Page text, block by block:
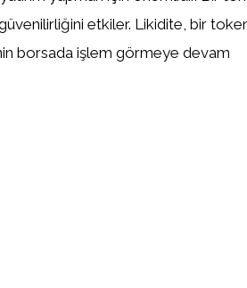
etkiler. Likidite, bir
borsada işlem görmeye devam